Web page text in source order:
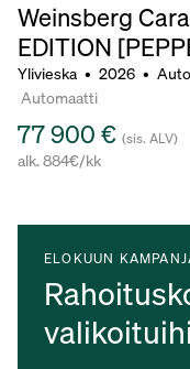
Weinsberg
EDITION
Ylivieska • 2026 •
Automaatti
77 900 € (sis. ALV)
alk. 884€/kk
ELOKUUN